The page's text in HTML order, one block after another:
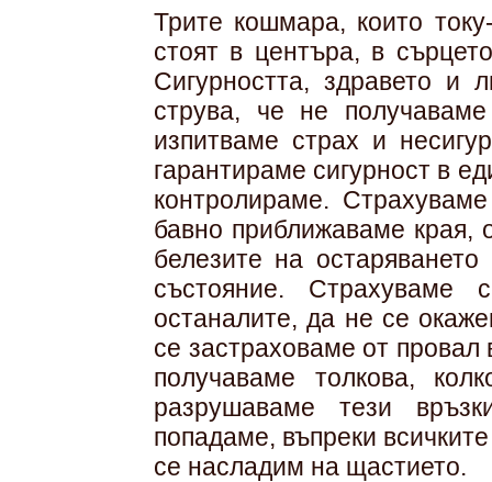
Трите кошмара, които
стоят в центъра, в
Сигурността, здравето
струва, че не
изпитваме страх и
гарантираме сигурност в
контролираме.
бавно приближаваме края,
белезите на
състояние.
останалите, да не се
се застраховаме от
получаваме толкова,
разрушаваме тези
попадаме, въпреки
се насладим на щастието.